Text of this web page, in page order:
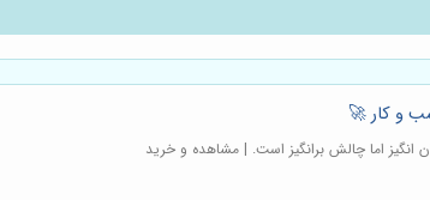
و کار 🚀
اما چالش برانگیز است. | مشاهده و خرید